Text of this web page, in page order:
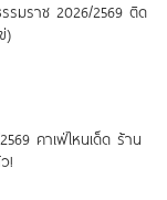
รมราช 2026/2569 ติด
)
คาเฟ่ไหนเด็ด ร้าน
!